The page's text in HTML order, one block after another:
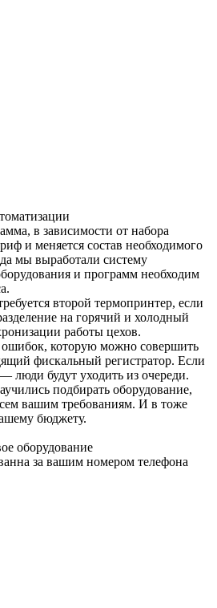
в зависимости от набора
и меняется состав необходимого
мы выработали систему
и программ необходим
второй термопринтер, если
на горячий и холодный
работы цехов.
которую можно совершить
фискальный регистратор. Если
будут уходить из очереди.
подбирать оборудование,
вашим требованиям. И в тоже
бюджету.
оборудование
за вашим номером телефона